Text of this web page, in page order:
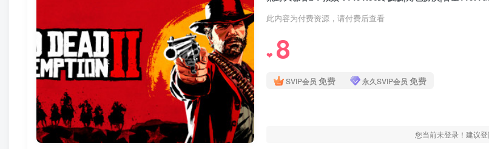
此内容为付费资源，请付费后查看
❤ 8
SVIP会员 免费 永久SVIP会员 免费
您当前未登录！建议